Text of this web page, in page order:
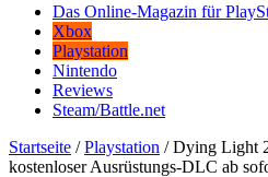
Das Online-Magazin für
Xbox
Playstation
Nintendo
Reviews
Steam/Battle.net
Startseite / Playstation / Dying Light
kostenloser Ausrüstungs-DLC ab